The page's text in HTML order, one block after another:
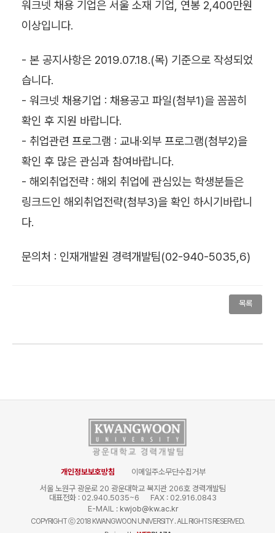
워크넷 채용 기업은 서울 소재 기업, 연봉 2,400만원
이상입니다.
- 본 공지사항은 2019.07.18.(목) 기준으로 작성되었
습니다.
- 워크넷 채용기업 : 채용공고 파일(첨부1)을 꼼꼼히
확인 후 지원 바랍니다.
- 취업관련 프로그램 : 교내·외부 프로그램(첨부2)을
확인 후 많은 관심과 참여바랍니다.
- 해외취업전략 : 해외 취업에 관심있는 학생분들은
링크드인 해외취업전략(첨부3)을 확인 하시기바랍니
다.
문의처 : 인재개발원 경력개발팀(02-940-5035,6)
목록
개인정보보호방침
이메일주소무단수집거부
서울 노원구 광운로 20 광운대학교 복지관 206호 경력개발팀
대표전화 : 02.940.5035~6
FAX : 02.916.0843
E-MAIL : kwjob@kw.ac.kr
COPYRIGHTⓒ2018 KWANGWOON UNIVERSITY . ALL RIGHTS RESERVED.